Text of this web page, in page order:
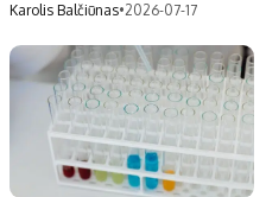
Karolis Balčiūnas•2026-07-17